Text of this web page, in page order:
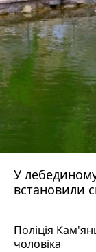
У лебединому сквері Кам'янця-Подільського
встановили
Поліція
чоловіка